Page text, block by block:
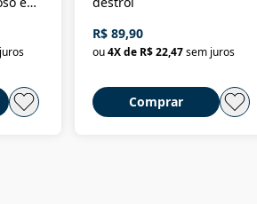
R$ 89,90
ou4X de R$ 22,47sem juros
Comprar